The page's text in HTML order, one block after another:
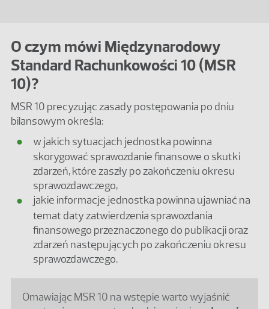
O czym mówi Międzynarodowy
Standard Rachunkowości 10 (MSR
10)?
MSR 10 precyzując zasady postępowania po dniu
bilansowym określa:
w jakich sytuacjach jednostka powinna
skorygować sprawozdanie finansowe o skutki
zdarzeń, które zaszły po zakończeniu okresu
sprawozdawczego,
jakie informacje jednostka powinna ujawniać na
temat daty zatwierdzenia sprawozdania
finansowego przeznaczonego do publikacji oraz
zdarzeń następujących po zakończeniu okresu
sprawozdawczego.
Omawiając MSR 10 na wstępie warto wyjaśnić